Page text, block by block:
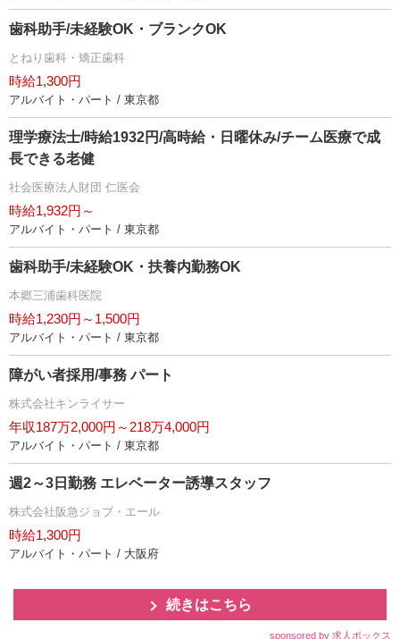
歯科助手/未経験OK・ブランクOK
とねり歯科・矯正歯科
時給1,300円
アルバイト・パート / 東京都
理学療法士/時給1932円/高時給・日曜休み/チーム医療で成
長できる老健
社会医療法人財団 仁医会
時給1,932円～
アルバイト・パート / 東京都
歯科助手/未経験OK・扶養内勤務OK
本郷三浦歯科医院
時給1,230円～1,500円
アルバイト・パート / 東京都
障がい者採用/事務 パート
株式会社キンライサー
年収187万2,000円～218万4,000円
アルバイト・パート / 東京都
週2～3日勤務 エレベーター誘導スタッフ
株式会社阪急ジョブ・エール
時給1,300円
アルバイト・パート / 大阪府
続きはこちら
sponsored by 求人ボックス